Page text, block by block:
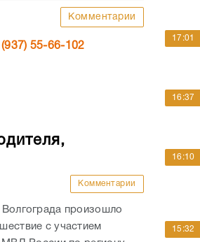
Комментарии
55-66-102
Комментарии
произошло
с участием
17:01
16:37
16:10
15:32